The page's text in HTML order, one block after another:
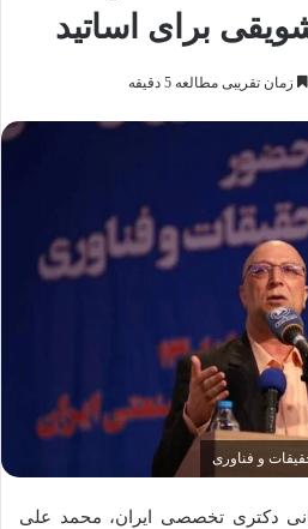
زمان تقریبی مطالعه 5 دقیقه
و فناوری
دکتری تخصصی ایران، محمد علی